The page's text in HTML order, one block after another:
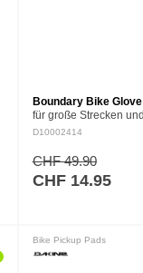
Boundary Bike Glove
für große Strecken
Ausfahrten. Diese
die Polsterung auf
D10002414
CHF 49.90
CHF 14.95
Bike Pickup Pads